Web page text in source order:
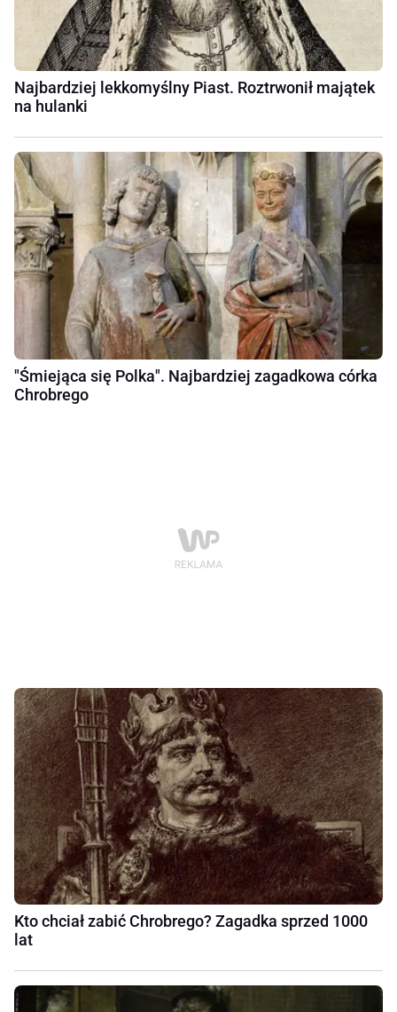
Najbardziej lekkomyślny Piast. Roztrwonił majątek
na hulanki
"Śmiejąca się Polka". Najbardziej zagadkowa córka
Chrobrego
Kto chciał zabić Chrobrego? Zagadka sprzed 1000
lat